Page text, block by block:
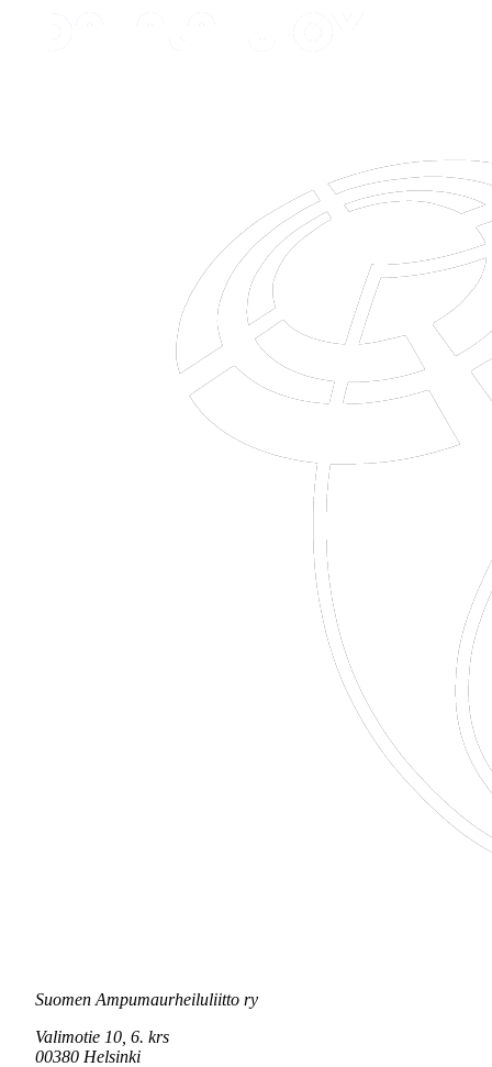
Suomen Ampumaurheiluliitto ry
Valimotie 10, 6. krs
00380 Helsinki